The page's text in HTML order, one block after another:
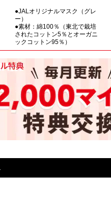
●JALオリジナルマスク（グレ
ー）
●素材：綿100％（東北で栽培
されたコットン5％とオーガニ
ックコットン95％）